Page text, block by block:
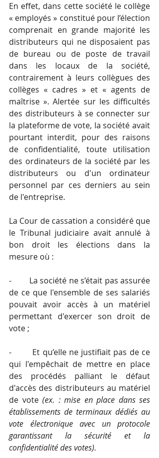
En effet, dans cette société le collège
« employés » constitué pour l’élection
comprenait en grande majorité les
distributeurs qui ne disposaient pas
de bureau ou de poste de travail
dans les locaux de la société,
contrairement à leurs collègues des
collèges « cadres » et « agents de
maîtrise ». Alertée sur les difficultés
des distributeurs à se connecter sur
la plateforme de vote, la société avait
pourtant interdit, pour des raisons
de confidentialité, toute utilisation
des ordinateurs de la société par les
distributeurs ou d'un ordinateur
personnel par ces derniers au sein
de l'entreprise.
La Cour de cassation a considéré que
le Tribunal judiciaire avait annulé à
bon droit les élections dans la
mesure où :
-        La société ne s’était pas assurée
de ce que l'ensemble de ses salariés
pouvait avoir accès à un matériel
permettant d'exercer son droit de
vote ;
-        Et qu’elle ne justifiait pas de ce
qui l'empêchait de mettre en place
des procédés palliant le défaut
d'accès des distributeurs au matériel
de vote (ex. : mise en place dans ses
établissements de terminaux dédiés au
vote électronique avec un protocole
garantissant la sécurité et la
confidentialité des votes).